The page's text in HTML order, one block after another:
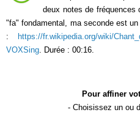
deux notes de fréquences
"fa" fondamental, ma seconde est
:
https://fr.wikipedia.org/wiki/
VOXSing . Durée : 00:16.
Pour affiner
- Choisissez un ou